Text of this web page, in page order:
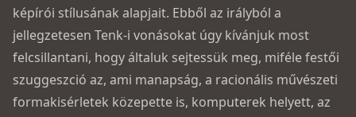
képírói stílusának alapjait. Ebből az irályból a
jellegzetesen Tenk-i vonásokat úgy kívánjuk most
felcsillantani, hogy általuk sejtessük meg, miféle festői
szuggeszció az, ami manapság, a racionális művészeti
formakisérletek közepette is, komputerek helyett, az